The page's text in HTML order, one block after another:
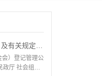
变更登记 现予以公告
会）登记管理公
政厅 社会组织